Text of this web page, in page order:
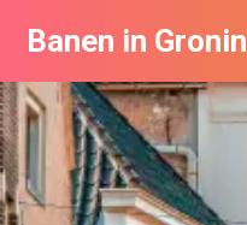
Banen in
Vacatures per bedrijf
De populairste
Nieuwsbrief feed